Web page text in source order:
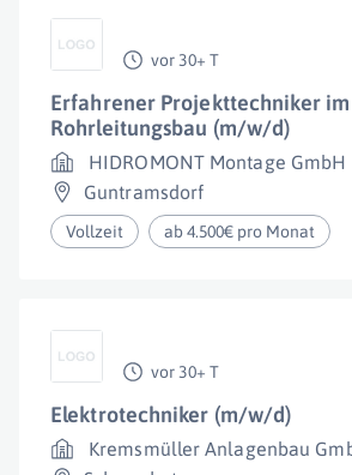
vor 30+ T
Erfahrener Projekttechniker im
Rohrleitungsbau (m/w/d)
HIDROMONT Montage GmbH
Guntramsdorf
Vollzeit ab 4.500€ pro Monat
vor 30+ T
Elektrotechniker (m/w/d)
Kremsmüller Anlagenbau